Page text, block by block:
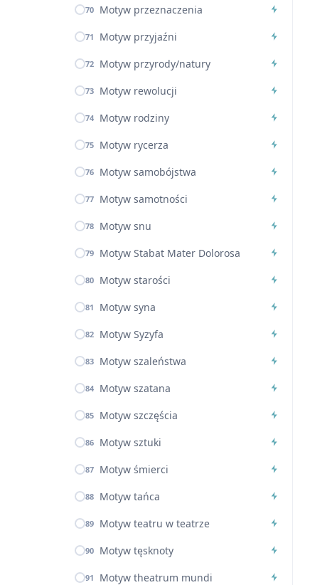
70 Motyw przeznaczenia
71 Motyw przyjaźni
72 Motyw przyrody/natury
73 Motyw rewolucji
74 Motyw rodziny
75 Motyw rycerza
76 Motyw samobójstwa
77 Motyw samotności
78 Motyw snu
79 Motyw Stabat Mater Dolorosa
80 Motyw starości
81 Motyw syna
82 Motyw Syzyfa
83 Motyw szaleństwa
84 Motyw szatana
85 Motyw szczęścia
86 Motyw sztuki
87 Motyw śmierci
88 Motyw tańca
89 Motyw teatru w teatrze
90 Motyw tęsknoty
91 Motyw theatrum mundi